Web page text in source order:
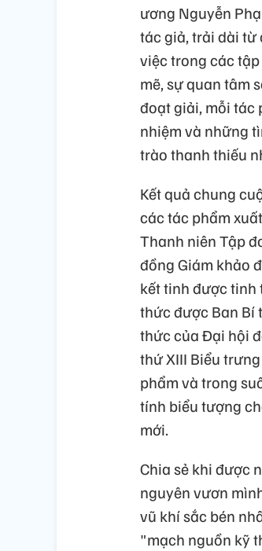
ương Nguyễn
tác giả, trải dài từ
việc trong các
mẽ, sự quan tâm
đoạt giải, mỗi tác
nhiệm và những
trào thanh thiếu
Kết quả chung
các tác phẩm
Thanh niên Tập
đồng Giám khảo
kết tinh được tinh
thức được Ban Bí
thức của Đại hội
thứ XIII Biểu
phẩm và trong
tính biểu tượng
mới.
Chia sẻ khi được
nguyên vươn
vũ khí sắc bén
"mạch nguồn kỹ